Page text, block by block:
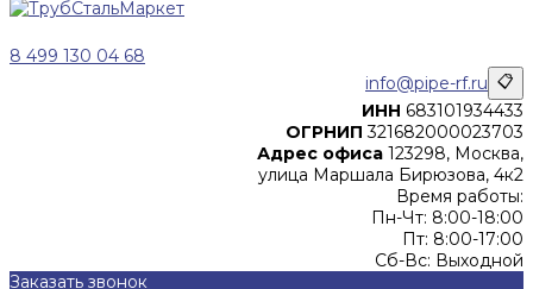
8 499 130 04 68
info@pipe-rf.ru 📋
ИНН 683101934433
ОГРНИП 321682000023703
Адрес офиса 123298, Москва,
улица Маршала Бирюзова, 4к2
Время работы:
Пн-Чт: 8:00-18:00
Пт: 8:00-17:00
Сб-Вс: Выходной
Заказать звонок